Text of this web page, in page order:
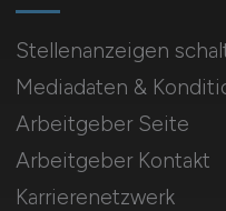
Stellenanzeigen
Mediadaten &
Arbeitgeber Seite
Arbeitgeber Kontakt
Karrierenetzwerk